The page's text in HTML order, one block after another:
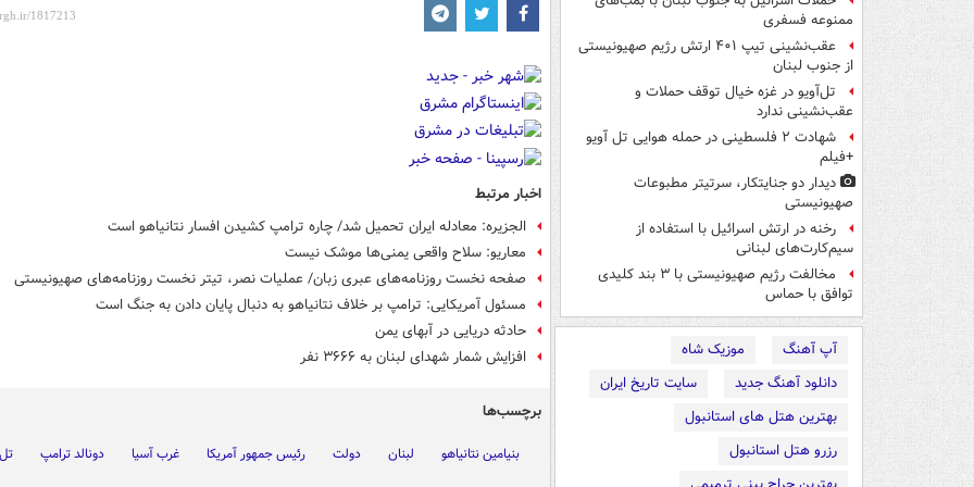
ممنوعه فسفری
عقب‌نشینی تیپ ۴۰۱ ارتش رژیم صهیونیستی
از جنوب لبنان
تل‌آویو در غزه خیال توقف حملات و
عقب‌نشینی ندارد
شهادت ۲ فلسطینی در حمله هوایی تل آویو
+فیلم
دیدار دو جنایتکار،‌ سرتیتر مطبوعات
صهیونیستی
رخنه در ارتش اسرائیل با استفاده از
سیم‌کارت‌های لبنانی
مخالفت رژیم صهیونیستی با ۳ بند کلیدی
توافق با حماس
آپ آهنگ
موزیک شاه
دانلود آهنگ جدید
سایت تاریخ ایران
بهترین هتل های استانبول
رزرو هتل استانبول
اخبار مرتبط
الجزیره: معادله ایران تحمیل شد/ چاره ترامپ کشیدن افسار نتانیاهو است
معاریو: سلاح واقعی یمنی‌ها موشک نیست
صفحه نخست روزنامه‌های عبری زبان/ عملیات نصر، تیتر نخست روزنامه‌های صهیونیستی
مسئول آمریکایی: ترامپ بر خلاف نتانیاهو به دنبال پایان دادن به جنگ است
حادثه دریایی در آبهای یمن
افزایش شمار شهدای لبنان به ۳۶۶۶ نفر
برچسب‌ها
بنیامین نتانیاهو لبنان دولت رئیس جمهور آمریکا غرب آسیا دونالد ترامپ